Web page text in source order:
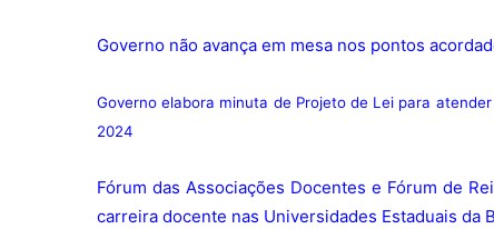
Governo não avança em mesa nos pontos
Governo elabora minuta de Projeto de Lei para
2024
Fórum das Associações Docentes e Fórum de
carreira docente nas Universidades Estaduais da